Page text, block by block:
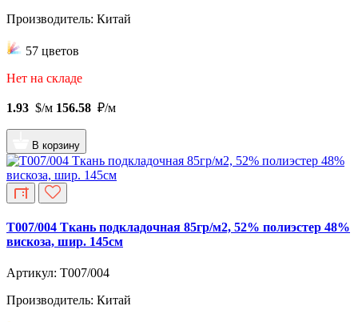
Производитель: Китай
57 цветов
Нет на складе
1.93 $/м 156.58 ₽/м
В корзину
T007/004 Ткань подкладочная 85гр/м2, 52% полиэстер 48%
вискоза, шир. 145см
Артикул: T007/004
Производитель: Китай